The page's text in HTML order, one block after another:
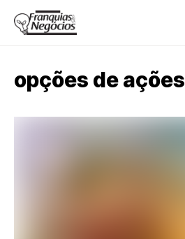
opções de ações